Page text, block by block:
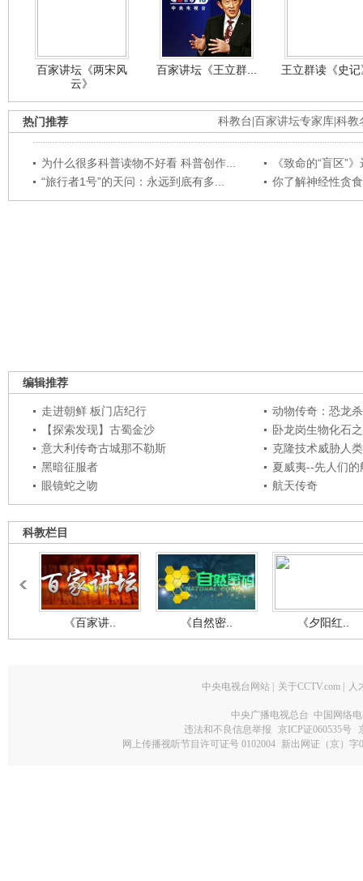
百家讲坛《两宋风
云》
百家讲坛《王立群... 王立群读《史
科教台 百家讲坛专家库 科教
热门推荐
为什么很多科普读物不好看 科普创作...
《致命的“盲区”
“旅行者1号”的天问：永远到底有多...
你了解神经性贪
编辑推荐
走进朝鲜 板门店纪行
动物传奇：恐龙
【探索发现】古蜀金沙
卧龙岗生物化石
意大利传奇古城那不勒斯
克隆技术威胁人
黑暗征服者
夏威夷--先人们的
眼镜蛇之吻
航天传奇
科教栏目
《百家讲.. 《自然密.. 《夕阳红..
中央电视台网站 | 关于CCTV.com | 人
中央广播电视总台 中国网络
违法和不良信息举报
京ICP证060535号
网上传播视听节目许可证号 0102004 新出网证（京）